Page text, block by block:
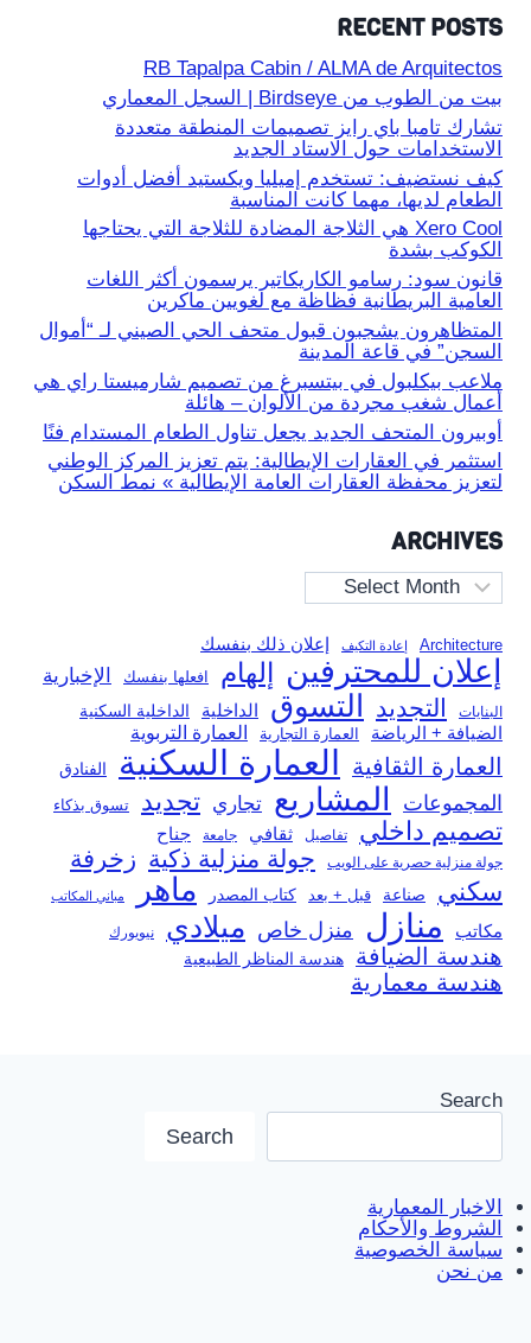
RECENT POSTS
RB Tapalpa Cabin / ALMA de Arquitectos
بيت من الطوب من Birdseye | السجل المعماري
تشارك تامبا باي رايز تصميمات المنطقة متعددة
الاستخدامات حول الاستاد الجديد
كيف نستضيف: تستخدم إميليا ويكستيد أفضل أدوات
الطعام لديها، مهما كانت المناسبة
Xero Cool هي الثلاجة المضادة للثلاجة التي يحتاجها
الكوكب بشدة
قانون سود: رسامو الكاريكاتير يرسمون أكثر اللغات
العامية البريطانية فظاظة مع لغويين ماكرين
المتظاهرون يشجبون قبول متحف الحي الصيني لـ “أموال
السجن” في قاعة المدينة
ملاعب بيكلبول في بيتسبرغ من تصميم شارميستا راي هي
أعمال شغب مجردة من الألوان – هائلة
أوبيرون المتحف الجديد يجعل تناول الطعام المستدام فنًا
استثمر في العقارات الإيطالية: يتم تعزيز المركز الوطني
لتعزيز محفظة العقارات العامة الإيطالية » نمط السكن
ARCHIVES
Archives
Architecture إعادة التكيف إعلان ذلك بنفسك
إعلان للمحترفين إلهام افعلها بنفسك الإخبارية
البنايات التجديد التسوق الداخلية الداخلية السكنية
الضيافة + الرياضة العمارة التجارية العمارة التربوية
العمارة الثقافية العمارة السكنية الفنادق
المجموعات المشاريع تجاري تجديد تسوق بذكاء
تصميم داخلي تفاصيل ثقافي جامعة جناح
جولة منزلية حصرية على الويب جولة منزلية ذكية زخرفة
سكني صناعة قبل + بعد كتاب المصدر ماهر مباني المكاتب
مكاتب منازل منزل خاص ميلادي نيويورك
هندسة الضيافة هندسة المناظر الطبيعية
هندسة معمارية
Search
Search
الاخبار المعمارية
الشروط والأحكام
سياسة الخصوصية
من نحن